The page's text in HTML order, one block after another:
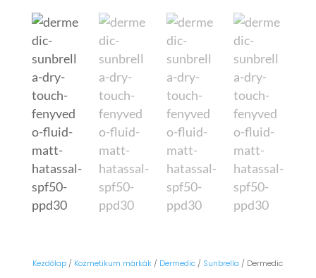
Kezdőlap / Kozmetikum márkák / Dermedic / Sunbrella / Dermedic